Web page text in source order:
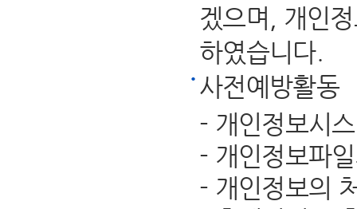
겠으며, 개인
하였습니다.
사전예방활동
- 개인정보시
- 개인정보파
- 개인정보의